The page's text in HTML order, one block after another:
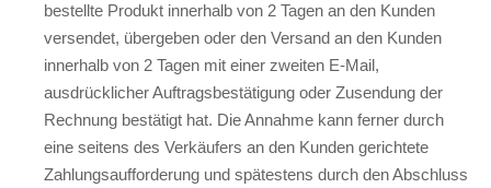
bestellte Produkt innerhalb von 2 Tagen an den Kunden
versendet, übergeben oder den Versand an den Kunden
innerhalb von 2 Tagen mit einer zweiten E-Mail,
ausdrücklicher Auftragsbestätigung oder Zusendung der
Rechnung bestätigt hat. Die Annahme kann ferner durch
eine seitens des Verkäufers an den Kunden gerichtete
Zahlungsaufforderung und spätestens durch den Abschluss